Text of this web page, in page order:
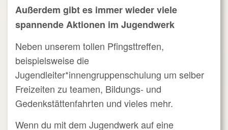
Außerdem gibt es immer wieder viele
spannende Aktionen im Jugendwerk
Neben unserem tollen Pfingsttreffen,
beispielsweise die
Jugendleiter*innengruppenschulung um selber
Freizeiten zu teamen, Bildungs- und
Gedenkstättenfahrten und vieles mehr.
Wenn du mit dem Jugendwerk auf eine